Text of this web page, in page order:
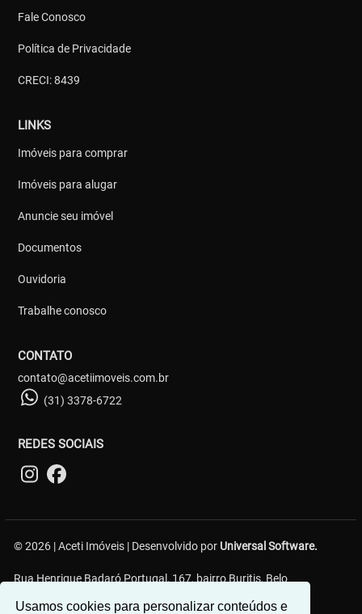
Usamos cookies para personalizar conteúdos e
Fale Conosco
Política de Privacidade
CRECI: 8439
LINKS
Imóveis para comprar
Imóveis para alugar
Anuncie seu imóvel
Documentos
Ouvidoria
Trabalhe conosco
CONTATO
contato@acetiimoveis.com.br
(31) 3378-6722
REDES SOCIAIS
© 2026 | Aceti Imóveis | Desenvolvido por Universal Software.
Rua Henrique Badaró Portugal, 167, bairro Buritis, Belo